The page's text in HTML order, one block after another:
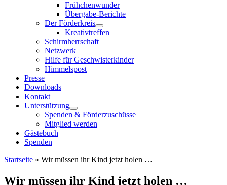
Frühchenwunder
Übergabe-Berichte
Der Förderkreis
Kreativtreffen
Schirmherrschaft
Netzwerk
Hilfe für Geschwisterkinder
Himmelspost
Presse
Downloads
Kontakt
Unterstützung
Spenden & Förderzuschüsse
Mitglied werden
Gästebuch
Spenden
Startseite » Wir müssen ihr Kind jetzt holen …
Wir müssen ihr Kind jetzt holen …